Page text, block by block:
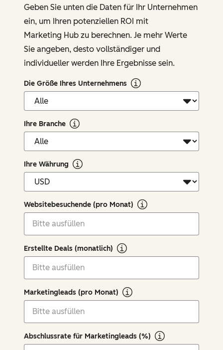
Geben Sie unten die Daten für Ihr Unternehmen
ein, um Ihren potenziellen ROI mit
Marketing Hub zu berechnen. Je mehr Werte
Sie angeben, desto vollständiger und
individueller werden Ihre Ergebnisse sein.
Die Größe Ihres Unternehmens
Ihre Branche
Ihre Währung
Websitebesuchende (pro Monat)
Erstellte Deals (monatlich)
Marketingleads (pro Monat)
Abschlussrate für Marketingleads (%)